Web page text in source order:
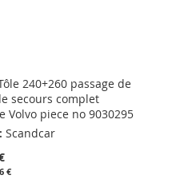
240+260 passage de
secours complet
Volvo piece no 9030295
Scandcar
€